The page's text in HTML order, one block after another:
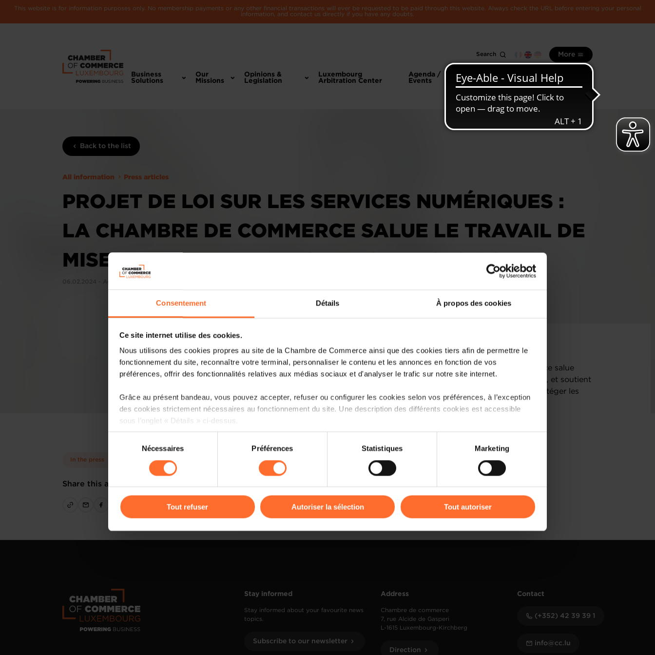
Consentement Détails À propos des cookies
Ce site internet utilise des cookies.
Nous utilisons des cookies propres au site de la Chambre de Commerce ainsi que des cookies tiers afin de permettre le
fonctionnement du site, reconnaître votre terminal, personnaliser le contenu et les annonces en fonction de vos
préférences, offrir des fonctionnalités relatives aux médias sociaux et d'analyser le trafic sur notre site internet.
Grâce au présent bandeau, vous pouvez accepter, refuser ou configurer les cookies selon vos préférences, à l’exception
des cookies strictement nécessaires au fonctionnement du site. Une description des différents cookies est accessible
sous l’onglet « Détails » ci-dessus.
Il est précisé que la navigation sur le site et certaines fonctionnalités (ex : lecture de vidéos, partage sur les réseaux
cas de refus de tous les cookies ou des cookies non nécessaires.
gauche de chaque page.
consentement
Nécessaires Préférences Statistiques Marketing
Tout refuser Autoriser la sélection Tout autoriser
This website is for information purposes only. No membership payments or any other financial transactions will ever be requested to be paid through this website. Always check the URL before entering your personal
information, and contact us directly if you have any doubts.
Search More
Business
Solutions
Our
Missions
Opinions &
Legislation
Luxembourg
Arbitration Center
Agenda /
Events
information
Luxembourg
economy
Back to the list
All information Press articles
PROJET DE LOI SUR LES SERVICES NUMÉRIQUES :
LA CHAMBRE DE COMMERCE SALUE LE TRAVAIL DE
MISE EN ŒUVRE DU «DIGITAL SERVICES ACT»
In the press
Share this article
Projet de loi sur les services numériques[1] : la Chambre de Commerce salue
l’important travail de mise en œuvre du «Digital Services Act» (DSA), et soutient
une mise en œuvre juste, transparente et proportionnelle, afin de protéger les
intérêts des fournisseurs de services intermédiaires et de favoriser un
environnement commercial compétitif et attractif.
Stay informed
Stay informed about your favourite news
topics.
Subscribe to our newsletter
Address
Chambre de commerce
7, rue Alcide de Gasperi
L-1615 Luxembourg-Kirchberg
Direction
Contact
(+352) 42 39 39 1
info@cc.lu